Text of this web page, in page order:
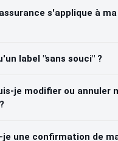
s'applique à
label "sans souci" ?
je modifier ou annuler
je une confirmation de